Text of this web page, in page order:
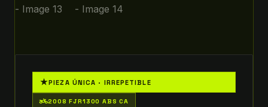
★PIEZA ÚNICA · IRREPETIBLE
two_wheeler2008 FJR1300 ABS CA